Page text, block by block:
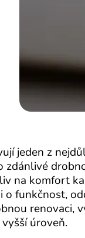
jeden z
zdánlivé
na komfort
o funkčnost,
renovaci,
úroveň.